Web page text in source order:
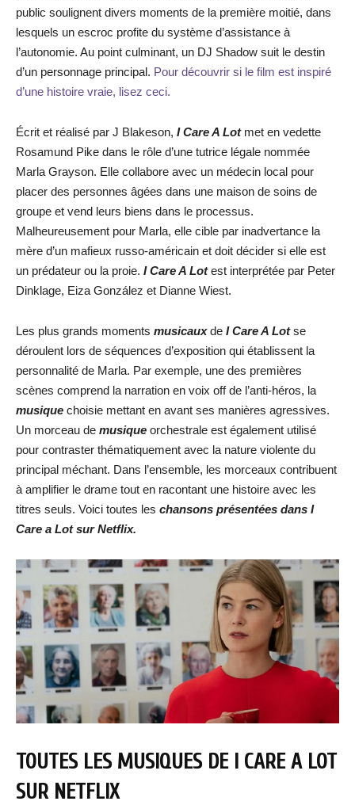
public soulignent divers moments de la première moitié, dans
lesquels un escroc profite du système d’assistance à
l’autonomie. Au point culminant, un DJ Shadow suit le destin
d’un personnage principal. Pour découvrir si le film est inspiré
d’une histoire vraie, lisez ceci.
Écrit et réalisé par J Blakeson, I Care A Lotmet en vedette
Rosamund Pike dans le rôle d’une tutrice légale nommée
Marla Grayson. Elle collabore avec un médecin local pour
placer des personnes âgées dans une maison de soins de
groupe et vend leurs biens dans le processus.
Malheureusement pour Marla, elle cible par inadvertance la
mère d’un mafieux russo-américain et doit décider si elle est
un prédateur ou la proie. I Care A Lotest interprétée par Peter
Dinklage, Eiza González et Dianne Wiest.
Les plus grands moments musicauxde I Care A Lotse
déroulent lors de séquences d’exposition qui établissent la
personnalité de Marla. Par exemple, une des premières
scènes comprend la narration en voix off de l’anti-héros, la
musique choisie mettant en avant ses manières agressives.
Un morceau de musique orchestrale est également utilisé
pour contraster thématiquement avec la nature violente du
principal méchant. Dans l’ensemble, les morceaux contribuent
à amplifier le drame tout en racontant une histoire avec les
titres seuls. Voici toutes les chansons présentées dans I
Care a Lot sur Netflix.
TOUTES LES MUSIQUES DE I CARE A LOT
SUR NETFLIX